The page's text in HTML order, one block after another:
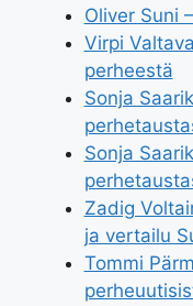
Oliver Suni
Virpi
perheestä
Sonja
Sonja
Zadig
ja vertailu
Tommi